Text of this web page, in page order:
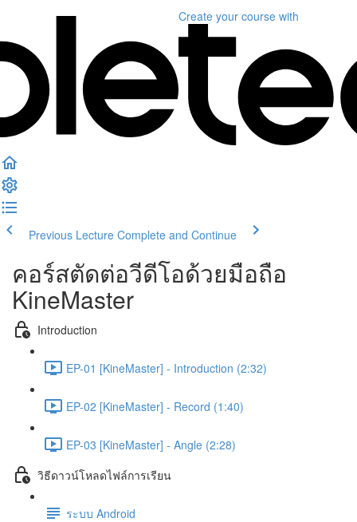
Create your course with
Previous Lecture Complete and Continue
คอร์สตัดต่อวีดีโอด้วยมือถือ
KineMaster
Introduction
EP-01 [KineMaster] - Introduction (2:32)
EP-02 [KineMaster] - Record (1:40)
EP-03 [KineMaster] - Angle (2:28)
วิธีดาวน์โหลดไฟล์การเรียน
ระบบ Android